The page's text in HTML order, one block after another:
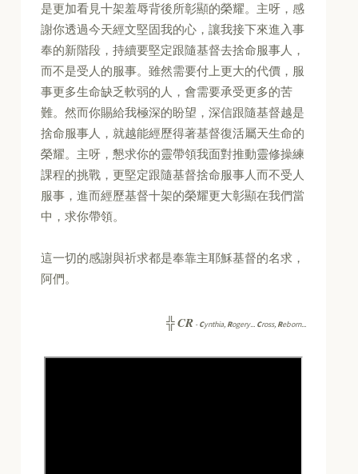
是更加看見十架羞辱背後所彰顯的榮耀。主呀，感
謝你透過今天經文堅固我的心，讓我接下來進入事
奉的新階段，持續要堅定跟隨基督去捨命服事人，
而不是受人的服事。雖然需要付上更大的代價，服
事更多生命缺乏軟弱的人，會需要承受更多的苦
難。然而你賜給我極深的盼望，深信跟隨基督越是
捨命服事人，就越能經歷得著基督復活屬天生命的
榮耀。主呀，懇求你的靈帶領我面對推動靈修操練
課程的挑戰，更堅定跟隨基督捨命服事人而不受人
服事，進而經歷基督十架的榮耀更大彰顯在我們當
中，求你帶領。
這一切的感謝與祈求都是奉靠主耶穌基督的名求，
阿們。
╬CR -Cynthia, Rogery... Cross, Reborn...